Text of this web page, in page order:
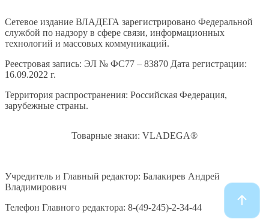
Сетевое издание ВЛАДЕГА зарегистрировано Федеральной
службой по надзору в сфере связи, информационных
технологий и массовых коммуникаций.
Реестровая запись: ЭЛ № ФС77 – 83870 Дата регистрации:
16.09.2022 г.
Территория распространения: Российская Федерация,
зарубежные страны.
Товарные знаки: VLADEGA®
Учредитель и Главный редактор: Балакирев Андрей
Владимирович
Телефон Главного редактора: 8-(49-245)-2-34-44